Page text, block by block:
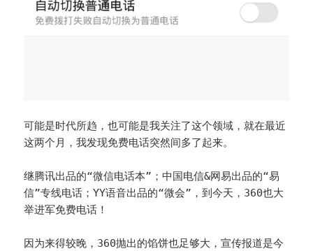
可能是时代所趋，也可能是我关注了这个领域，就在最近
这两个月，我发现免费电话突然间多了起来。
继腾讯出品的“微信电话本”；中国电信&网易出品的“易
信”专线电话；YY语音出品的“微会”，到今天，360也大
举进军免费电话！
因为来得较晚，360抛出的馅饼也足够大，宣传报道是今